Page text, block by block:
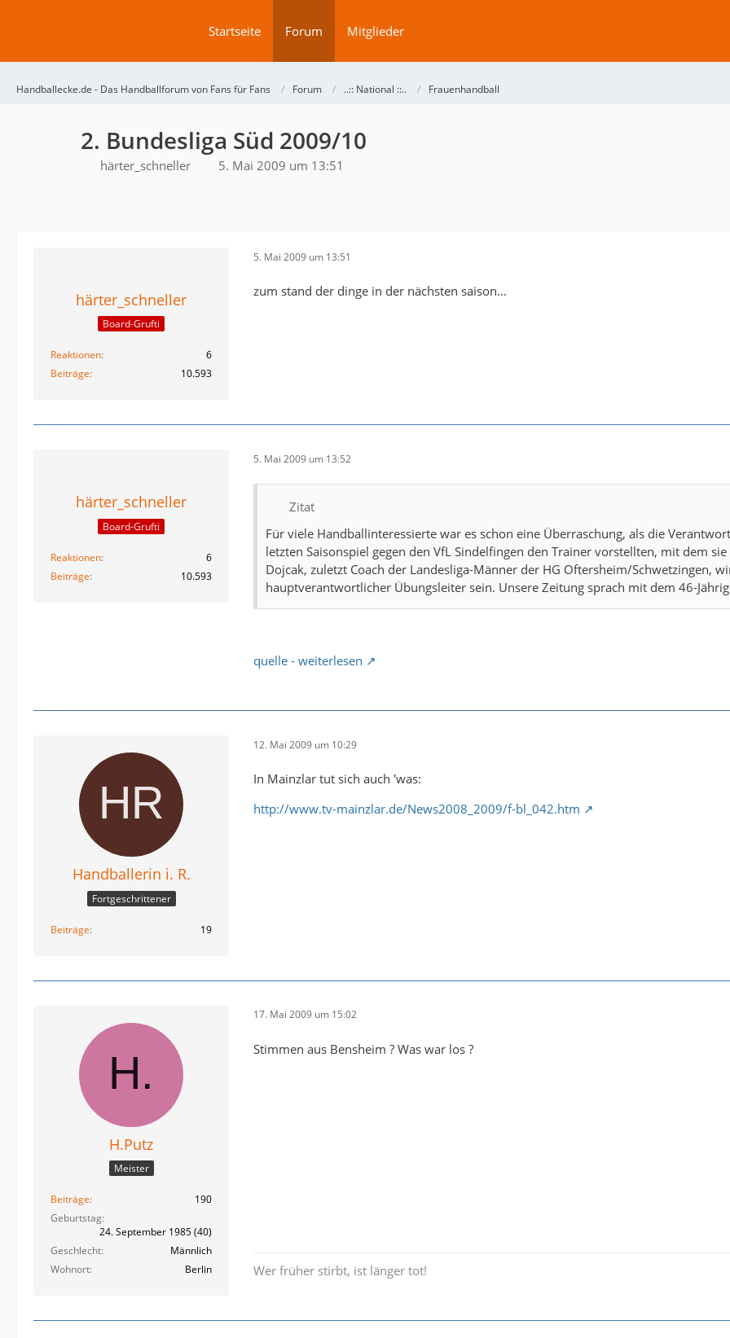
Startseite Forum Mitglieder
Handballecke.de - Das Handballforum von Fans für Fans Forum ..:: National ::.. Frauenhandball
2. Bundesliga Süd 2009/10
härter_schneller 5. Mai 2009 um 13:51
härter_schneller
Board-Grufti
Reaktionen
6
Beiträge
10.593
5. Mai 2009 um 13:51
zum stand der dinge in der nächsten saison...
härter_schneller
Board-Grufti
Reaktionen
6
Beiträge
10.593
5. Mai 2009 um 13:52
Zitat
Für viele Handballinteressierte war es schon eine Überraschung, als die
letzten Saisonspiel gegen den VfL Sindelfingen den Trainer vorstellten, mit dem
Dojcak, zuletzt Coach der Landesliga-Männer der HG Oftersheim/Schwetzingen,
hauptverantwortlicher Übungsleiter sein. Unsere Zeitung sprach mit dem 46-
quelle - weiterlesen
Handballerin i. R.
Fortgeschrittener
Beiträge 19
12. Mai 2009 um 10:29
In Mainzlar tut sich auch 'was:
http://www.tv-mainzlar.de/News2008_2009/f-bl_042.htm
H.Putz
Meister
Beiträge
190
Geburtstag
24. September 1985 (40)
Geschlecht
Männlich
Wohnort
Berlin
17. Mai 2009 um 15:02
Stimmen aus Bensheim ? Was war los ?
Wer früher stirbt, ist länger tot!